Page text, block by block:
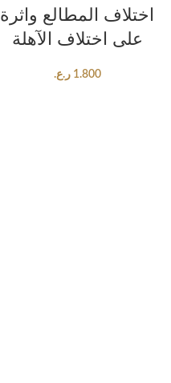
اختلاف المطالع واثرة
على اختلاف الآهلة
1.800 ر.ع.